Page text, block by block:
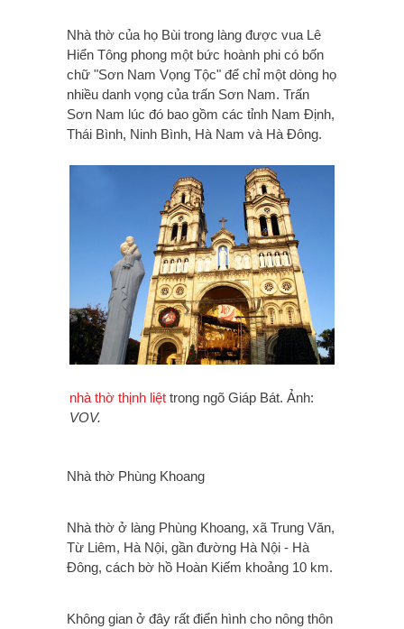
Nhà thờ của họ Bùi trong làng được vua Lê
Hiển Tông phong một bức hoành phi có bốn
chữ "Sơn Nam Vọng Tộc" để chỉ một dòng họ
nhiều danh vọng của trấn Sơn Nam. Trấn
Sơn Nam lúc đó bao gồm các tỉnh Nam Định,
Thái Bình, Ninh Bình, Hà Nam và Hà Đông.
nhà thờ thịnh liệt trong ngõ Giáp Bát. Ảnh:
VOV.
Nhà thờ Phùng Khoang
Nhà thờ ở làng Phùng Khoang, xã Trung Văn,
Từ Liêm, Hà Nội, gần đường Hà Nội - Hà
Đông, cách bờ hồ Hoàn Kiếm khoảng 10 km.
Không gian ở đây rất điển hình cho nông thôn